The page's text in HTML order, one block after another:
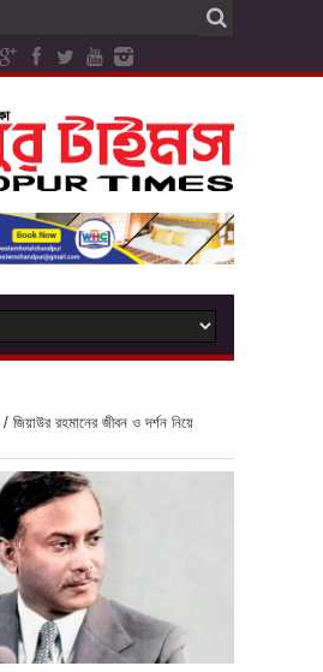
/ জিয়াউর রহমানের জীবন ও দর্শন নিয়ে